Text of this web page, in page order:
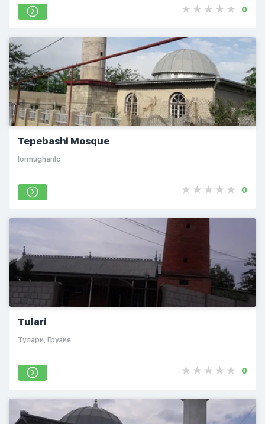
0
Tepebashi Mosque
Iormughanlo
0
Tulari
Тулари, Грузия
0